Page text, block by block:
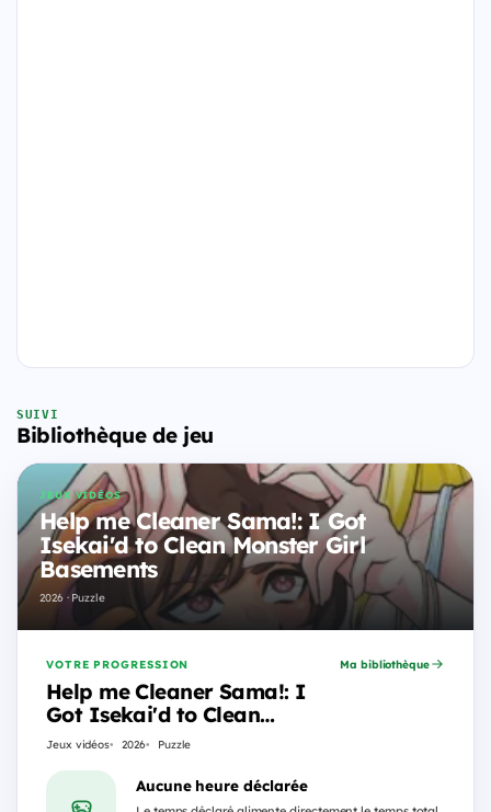
SUIVI
Bibliothèque de jeu
JEUX VIDÉOS
Help me Cleaner Sama!: I Got
Isekai'd to Clean Monster Girl
Basements
2026 · Puzzle
VOTRE PROGRESSION
Help me Cleaner Sama!: I
Got Isekai'd to Clean
Monster Girl Basements
Jeux vidéos 2026 Puzzle
Ma bibliothèque
Aucune heure déclarée